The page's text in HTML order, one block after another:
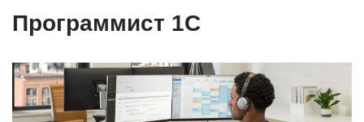
Программист 1C